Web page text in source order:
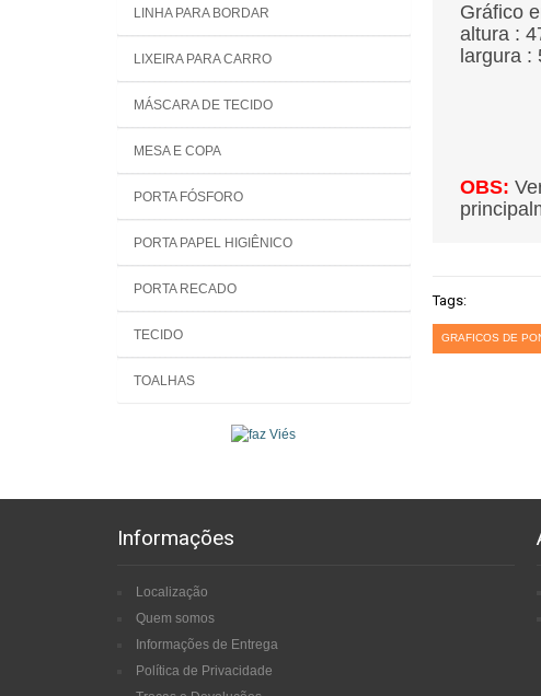
LINHA PARA BORDAR
LIXEIRA PARA CARRO
MÁSCARA DE TECIDO
MESA E COPA
PORTA FÓSFORO
PORTA PAPEL HIGIÊNICO
PORTA RECADO
TECIDO
TOALHAS
Gráfico
altura :
largura :
OBS:
Tags:
GRAFICOS DE
Informações
Localização
Quem somos
Informações de Entrega
Política de Privacidade